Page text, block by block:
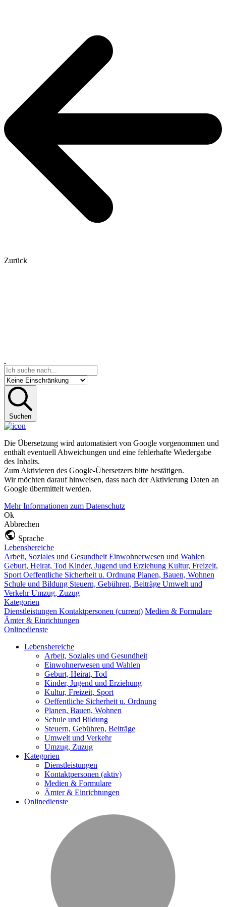
Zurück
Suchen
Die Übersetzung wird automatisiert von Google vorgenommen und
enthält eventuell Abweichungen und eine fehlerhafte Wiedergabe
des Inhalts.
Zum Aktivieren des Google-Übersetzers bitte bestätigen.
Wir möchten darauf hinweisen, dass nach der Aktivierung Daten an
Google übermittelt werden.
Mehr Informationen zum Datenschutz
Ok
Abbrechen
Sprache
Lebensbereiche
Arbeit, Soziales und Gesundheit Einwohnerwesen und Wahlen
Geburt, Heirat, Tod Kinder, Jugend und Erziehung Kultur, Freizeit,
Sport Oeffentliche Sicherheit u. Ordnung Planen, Bauen, Wohnen
Schule und Bildung Steuern, Gebühren, Beiträge Umwelt und
VerkehrUmzug, Zuzug
Kategorien
Dienstleistungen Kontaktpersonen (current) Medien & Formulare
Ämter & Einrichtungen
Onlinedienste
Lebensbereiche
Arbeit, Soziales und Gesundheit
Einwohnerwesen und Wahlen
Geburt, Heirat, Tod
Kinder, Jugend und Erziehung
Kultur, Freizeit, Sport
Oeffentliche Sicherheit u. Ordnung
Planen, Bauen, Wohnen
Schule und Bildung
Steuern, Gebühren, Beiträge
Umwelt und Verkehr
Umzug, Zuzug
Kategorien
Dienstleistungen
Kontaktpersonen (aktiv)
Medien & Formulare
Ämter & Einrichtungen
Onlinedienste